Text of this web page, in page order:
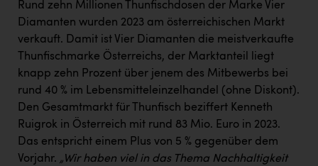
Dopgas
kunden basics
kontakt
Rund zehn Millionen Thunfischdosen der Marke Vier
Diamanten wurden 2023 am österreichischen Markt
verkauft. Damit ist Vier Diamanten die meistverkaufte
Thunfischmarke Österreichs, der Marktanteil liegt
knapp zehn Prozent über jenem des Mitbewerbs bei
rund 40 % im Lebensmitteleinzelhandel (ohne Diskont).
Den Gesamtmarkt für Thunfisch beziffert Kenneth
Ruigrok in Österreich mit rund 83 Mio. Euro in 2023.
Das entspricht einem Plus von 5 % gegenüber dem
Vorjahr. „Wir haben viel in das Thema Nachhaltigkeit